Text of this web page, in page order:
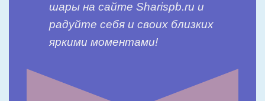
шары на сайте Sharispb.ru и
радуйте себя и своих близких
яркими моментами!